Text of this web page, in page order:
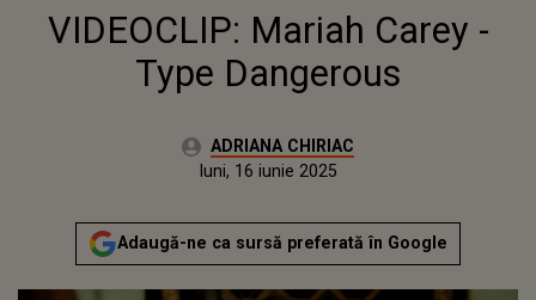
- TYPE DANGEROUS
VIDEOCLIP: Mariah Carey -
Type Dangerous
Autor:ADRIANA CHIRIAC
Actualizat:
luni, 16 iunie 2025
Adaugă-ne ca sursă preferată în Google